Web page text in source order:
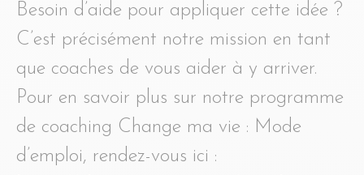
Besoin d’aide pour appliquer cette idée ?
C’est précisément notre mission en tant
que coaches de vous aider à y arriver.
Pour en savoir plus sur notre programme
de coaching Change ma vie : Mode
d’emploi, rendez-vous ici :